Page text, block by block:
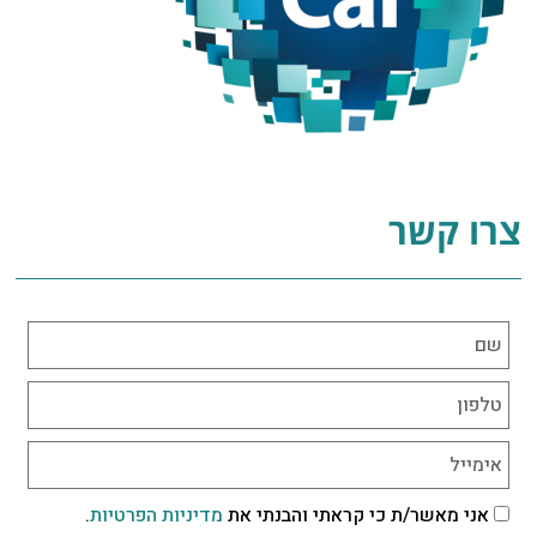
צרו קשר
אני מאשר/ת כי קראתי והבנתי את מדיניות הפרטיות.